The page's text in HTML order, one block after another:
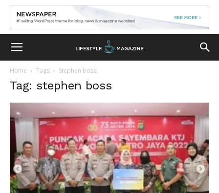
Home Tags Stephen boss
Tag: stephen boss